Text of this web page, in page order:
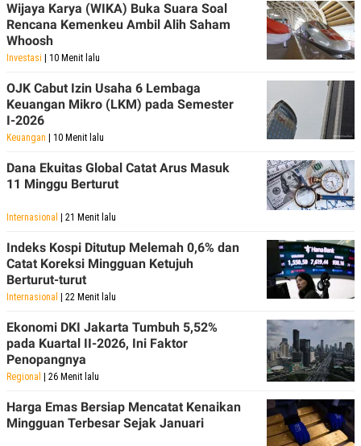
Wijaya Karya (WIKA) Buka Suara Soal
Rencana Kemenkeu Ambil Alih Saham
Whoosh
Investasi | 10 Menit lalu
OJK Cabut Izin Usaha 6 Lembaga
Keuangan Mikro (LKM) pada Semester
I-2026
Keuangan | 10 Menit lalu
Dana Ekuitas Global Catat Arus Masuk
11 Minggu Berturut
Internasional | 21 Menit lalu
Indeks Kospi Ditutup Melemah 0,6% dan
Catat Koreksi Mingguan Ketujuh
Berturut-turut
Internasional | 22 Menit lalu
Ekonomi DKI Jakarta Tumbuh 5,52%
pada Kuartal II-2026, Ini Faktor
Penopangnya
Regional | 26 Menit lalu
Harga Emas Bersiap Mencatat Kenaikan
Mingguan Terbesar Sejak Januari